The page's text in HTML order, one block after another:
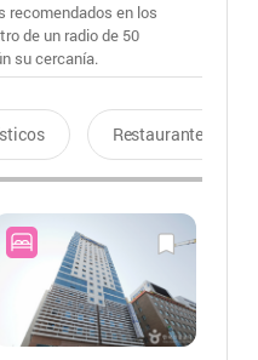
recomendados en los
de un radio de 50
su cercanía.
Restaurantes